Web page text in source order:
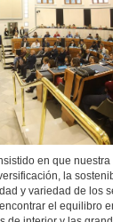
en que nuestra
la
y variedad de los
el equilibro